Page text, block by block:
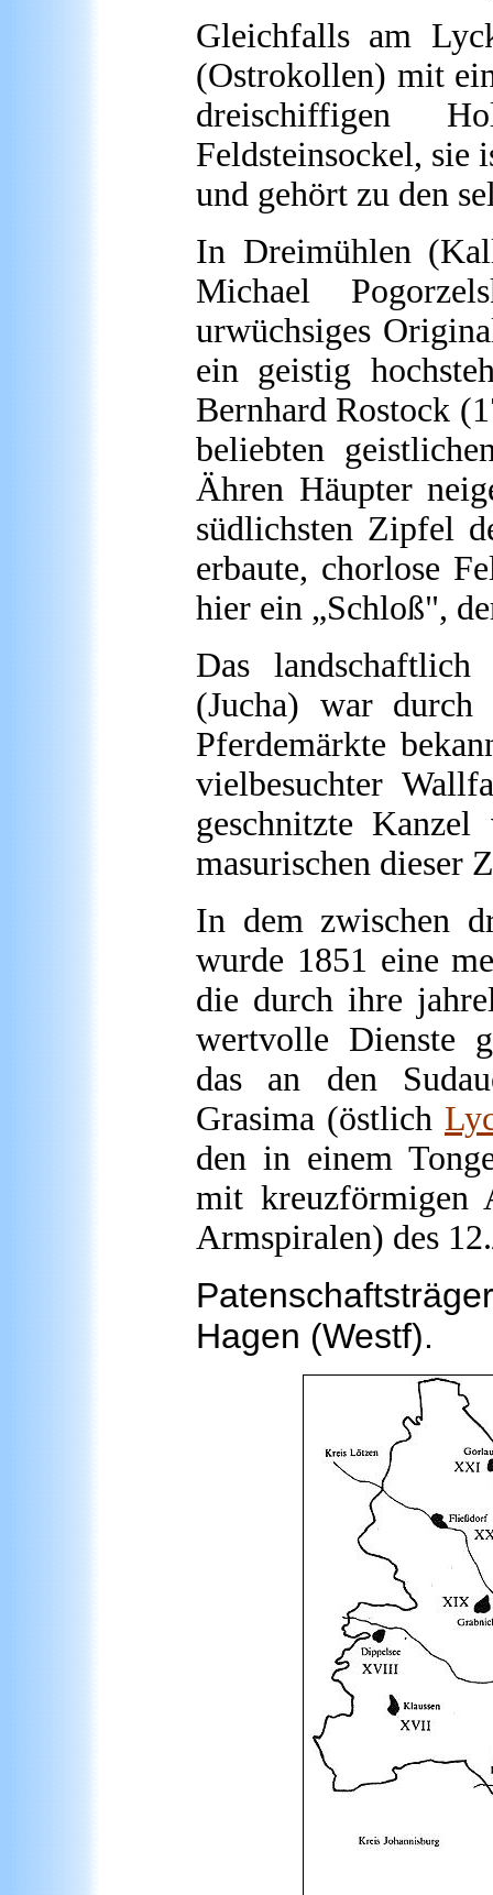
Gleichfalls am
(Ostrokollen) mit
dreischiffigen
Feldsteinsockel, sie
und gehört zu den
In Dreimühlen
Michael
urwüchsiges
ein geistig
Bernhard Rostock
beliebten
Ähren Häupter
südlichsten Zipfel
erbaute, chorlose
hier ein „Schloß",
Das
(Jucha) war durch
Pferdemärkte
vielbesuchter
geschnitzte
masurischen dieser
In dem zwischen
wurde 1851 eine
die durch ihre
wertvolle Dienste
das an den
Grasima (östlich
den in einem
mit kreuzförmigen
Armspiralen) des
Hagen (Westf).